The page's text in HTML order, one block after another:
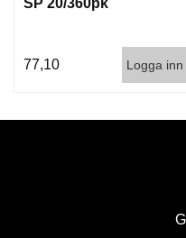
SP 20/360pk
77,10 Logga inn